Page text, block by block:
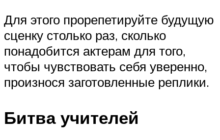
Для этого прорепетируйте будущую
сценку столько раз, сколько
понадобится актерам для того,
чтобы чувствовать себя уверенно,
произнося заготовленные реплики.
Битва учителей